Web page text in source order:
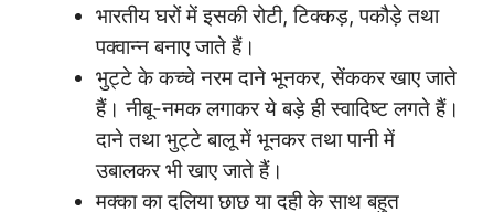
भारतीय घरों में इसकी रोटी, टिक्कड़, पकौड़े तथा
पक्वान्न बनाए जाते हैं।
भुट्टे के कच्चे नरम दाने भूनकर, सेंककर खाए जाते
हैं। नीबू-नमक लगाकर ये बड़े ही स्वादिष्ट लगते हैं।
दाने तथा भुट्टे बालू में भूनकर तथा पानी में
उबालकर भी खाए जाते हैं।
मक्का का दलिया छाछ या दही के साथ बहुत